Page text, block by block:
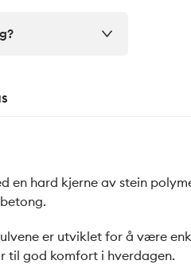
en hard kjerne av stein
er utviklet for å være
til god komfort i hverdagen.